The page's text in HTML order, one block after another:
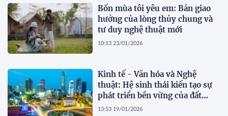
Bốn mùa tôi yêu em: Bản giao
hưởng của lòng thủy chung và
tư duy nghệ thuật mới
10:13 23/01/2026
Kinh tế - Văn hóa và Nghệ
thuật: Hệ sinh thái kiến tạo sự
phát triển bền vững của đất
nước trong Kỷ nguyên vươn
13:53 19/01/2026